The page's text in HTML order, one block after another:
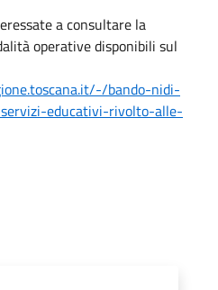
a consultare la
operative disponibili sul
bando-nidi-
educativi-rivolto-alle-